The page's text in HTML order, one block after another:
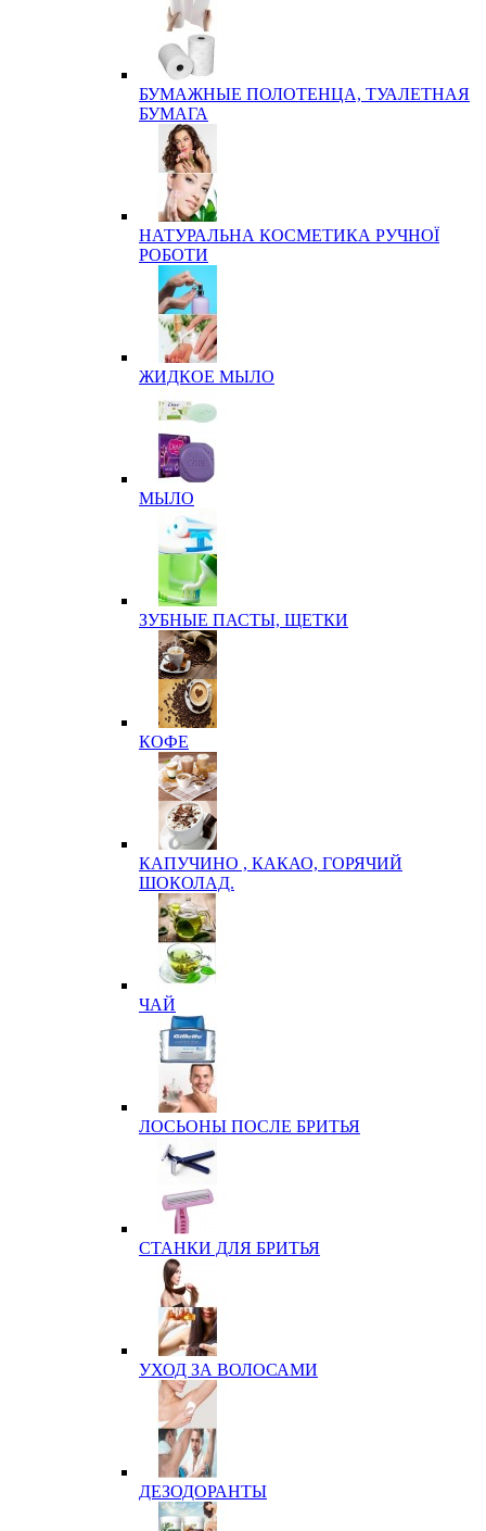
БУМАЖНЫЕ ПОЛОТЕНЦА, ТУАЛЕТНАЯ
БУМАГА
НАТУРАЛЬНА КОСМЕТИКА РУЧНОЇ
РОБОТИ
ЖИДКОЕ МЫЛО
МЫЛО
ЗУБНЫЕ ПАСТЫ, ЩЕТКИ
КОФЕ
КАПУЧИНО , КАКАО, ГОРЯЧИЙ
ШОКОЛАД.
ЧАЙ
ЛОСЬОНЫ ПОСЛЕ БРИТЬЯ
СТАНКИ ДЛЯ БРИТЬЯ
УХОД ЗА ВОЛОСАМИ
ДЕЗОДОРАНТЫ